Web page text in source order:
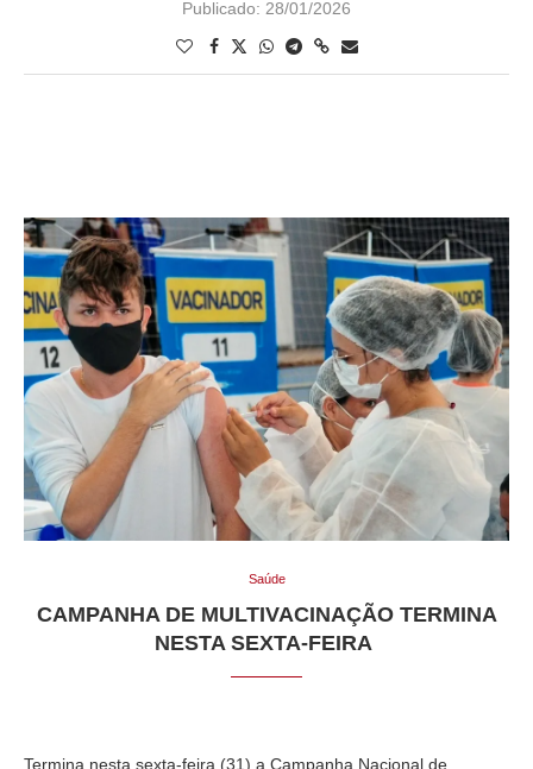
Publicado: 28/01/2026
Saúde
CAMPANHA DE MULTIVACINAÇÃO TERMINA
NESTA SEXTA-FEIRA
Termina nesta sexta-feira (31) a Campanha Nacional de